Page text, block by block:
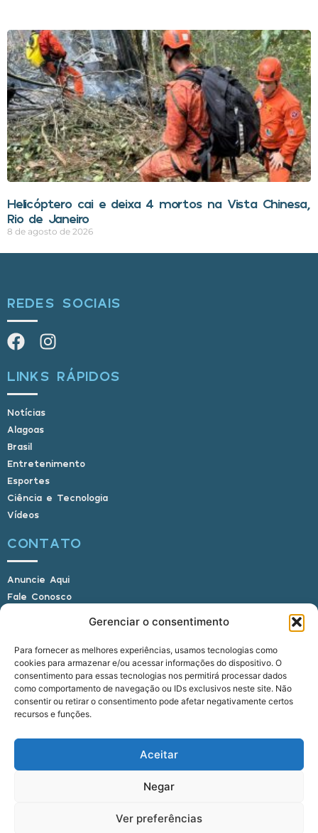
Gerenciar o consentimento
Para fornecer as melhores experiências, usamos tecnologias como
cookies para armazenar e/ou acessar informações do dispositivo. O
consentimento para essas tecnologias nos permitirá processar dados
como comportamento de navegação ou IDs exclusivos neste site. Não
consentir ou retirar o consentimento pode afetar negativamente certos
recursos e funções.
Aceitar
Negar
Ver preferências
Helicóptero cai e deixa 4 mortos na Vista Chinesa,
Rio de Janeiro
8 de agosto de 2026
REDES SOCIAIS
LINKS RÁPIDOS
Notícias
Alagoas
Brasil
Entretenimento
Esportes
Ciência e Tecnologia
Vídeos
CONTATO
Anuncie Aqui
Fale Conosco
E-mail: alagoasbrasilnoticias@gmail.com
Telefone: (82) 9 9691-0391 (Whatsapp)
Responsável Técnico: Crysthyan Carlos
Rua do Sau - Centro - Anadia - AL - CEP:
© 2022 - 2026 Alagoas Brasil Notícias. Todos os
direitos reservados.
fiveagência